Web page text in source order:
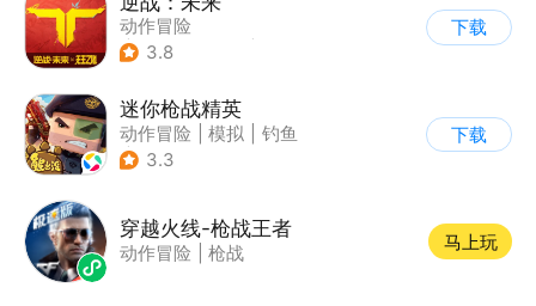
动作冒险
| 第一人称射击
3.8
下载
迷你枪战精英
动作冒险 模拟
钓鱼
| 童年
3.3
下载
穿越火线-枪战王者
动作冒险 枪战
马上玩